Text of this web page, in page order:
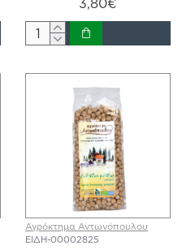
Αγρόκτημα Αντωνόπουλου
ΕΙΔΗ-00002825